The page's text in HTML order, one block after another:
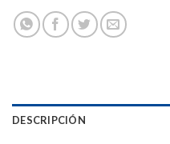
DESCRIPCIÓN